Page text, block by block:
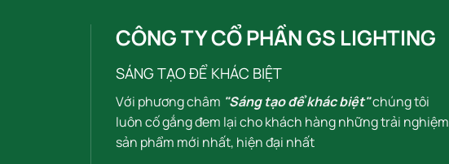
CÔNG TY CỔ PHẦN GS LIGHTING
SÁNG TẠO ĐỂ KHÁC BIỆT
Với phương châm "Sáng tạo để khác biệt"chúng tôi
luôn cố gắng đem lại cho khách hàng những trải nghiệm
sản phẩm mới nhất, hiện đại nhất